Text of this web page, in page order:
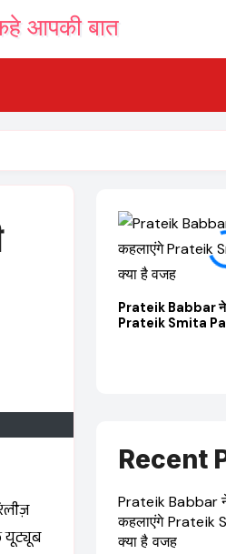
यूट्यूब
Prateik Babbar ने
Prateik Smita
Recent
Prateik Babbar
कहलाएंगे Prateik
क्या है वजह